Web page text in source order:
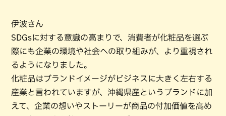
伊波さん
SDGsに対する意識の高まりで、消費者が化粧品を選ぶ
際にも企業の環境や社会への取り組みが、より重視され
るようになりました。
化粧品はブランドイメージがビジネスに大きく左右する
産業と言われていますが、沖縄県産というブランドに加
えて、企業の想いやストーリーが商品の付加価値を高め